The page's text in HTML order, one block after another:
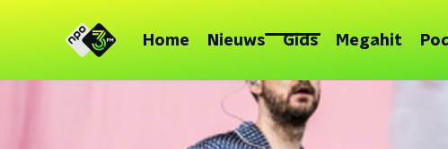
Home Nieuws Gids Megahit